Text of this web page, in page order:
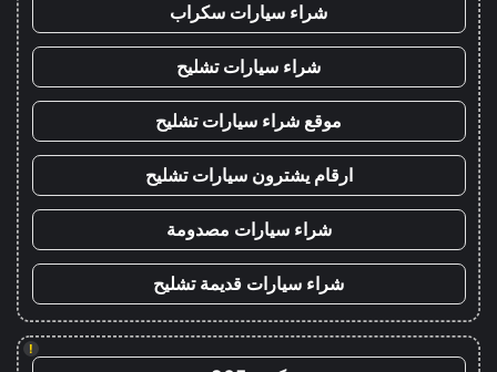
شراء سيارات سكراب
شراء سيارات تشليح
موقع شراء سيارات تشليح
ارقام يشترون سيارات تشليح
شراء سيارات مصدومة
شراء سيارات قديمة تشليح
!